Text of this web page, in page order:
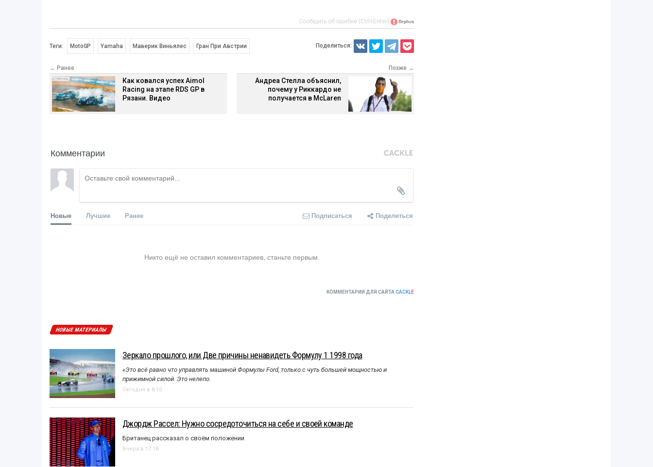
Сообщить об ошибке (Ctrl+Enter)
Теги: MotoGP Yamaha Маверик Виньялес Гран При Австрии Поделиться:
← Ранее
Как ковался успех Aimol
Racing на этапе RDS GP в
Рязани. Видео
Позже →
Андреа Стелла объяснил,
почему у Риккардо не
получается в McLaren
Комментарии
Новые Лучшие Ранее Подписаться Поделиться
Никто ещё не оставил комментариев, станьте первым.
КОММЕНТАРИИ ДЛЯ САЙТА CACKLE
НОВЫЕ МАТЕРИАЛЫ
Зеркало прошлого, или Две причины ненавидеть Формулу 1 1998 года
«Это всё равно что управлять машиной Формулы Ford, только с чуть большей мощностью и
прижимной силой. Это нелепо.
Сегодня в 8:10
Джордж Рассел: Нужно сосредоточиться на себе и своей команде
Британец рассказал о своём положении
Вчера в 17:18